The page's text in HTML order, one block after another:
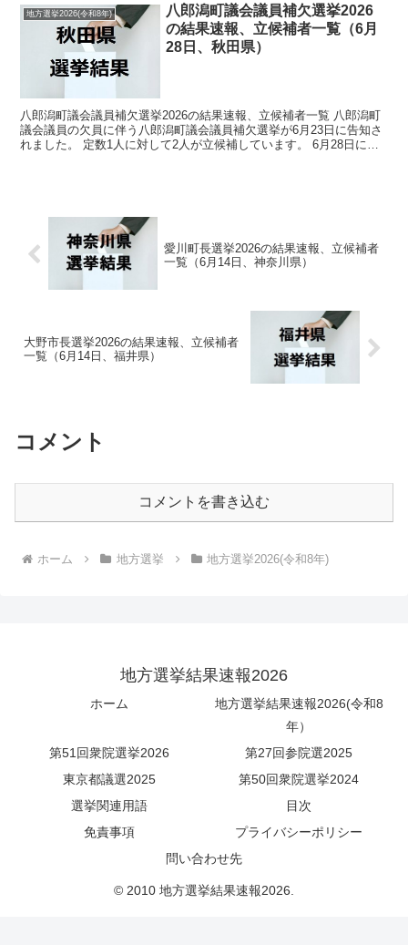
地方選挙2026(令和8年)
八郎潟町議会議員補欠選挙2026
の結果速報、立候補者一覧（6月
28日、秋田県）
八郎潟町議会議員補欠選挙2026の結果速報、立候補者一覧 八郎潟町
議会議員の欠員に伴う八郎潟町議会議員補欠選挙が6月23日に告知さ
れました。 定数1人に対して2人が立候補しています。 6月28日に投
愛川町長選挙2026の結果速報、立候補者
一覧（6月14日、神奈川県）
大野市長選挙2026の結果速報、立候補者
一覧（6月14日、福井県）
コメント
コメントを書き込む
ホーム 地方選挙 地方選挙2026(令和8年)
地方選挙結果速報2026
ホーム
地方選挙結果速報2026(令和8
年）
第51回衆院選挙2026
第27回参院選2025
東京都議選2025
第50回衆院選挙2024
選挙関連用語
目次
免責事項
プライバシーポリシー
問い合わせ先
© 2010 地方選挙結果速報2026.